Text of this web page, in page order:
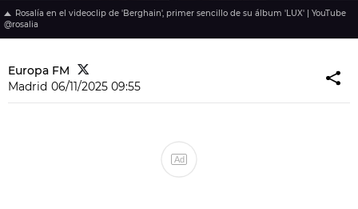
Rosalía en el videoclip de 'Berghain', primer sencillo de su álbum 'LUX' | YouTube
@rosalia
Europa FM
Madrid 06/11/2025 09:55
Ad